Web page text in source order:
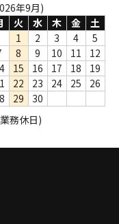
年9月)
火 水 木 金
土
1
2 3 4
5
8 9 10 11
12
15 16 17 18
19
22 23 24 25
26
29
30
務休日)